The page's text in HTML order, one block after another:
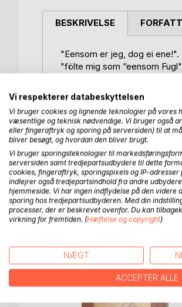
BESKRIVELSE
"Eensom er jeg, dog ei ene!".
"fölte mig som “eensom Fugl"
hvor jeg paa min eensomme
- i mit Aftenhjem paa Piazza
skrev komponisten Niels
sigøjnerdrama Preciosa fra
både tilrejsende og
Edvard Grieg støtter på hver
kræfterne. En mærkedag i
finder sted.
FLERE
Vi respekterer databeskyttelsen
Vi bruger cookies og lignende teknologier på vores
væsentlige og teknisk nødvendige. Vi bruger også
eller fingeraftryk og sporing på serversiden) til at
bliver besøgt, og hvordan den bliver brugt.
Vi bruger sporingsteknologier til
serversiden samt tredjepartsudbydere til dette
cookies, fingeraftryk, sporingspixels og IP-
indlejrer også tredjepartsindhold fra andre
hjemmeside. Vi har ingen indflydelse på den videre
sporing hos tredjepartsudbyderen. Med din
processer, der er beskrevet ovenfor. Du kan
virkning for fremtiden. (Hæftelse og copyright)
NÆGT
ACCEPTER ALLE